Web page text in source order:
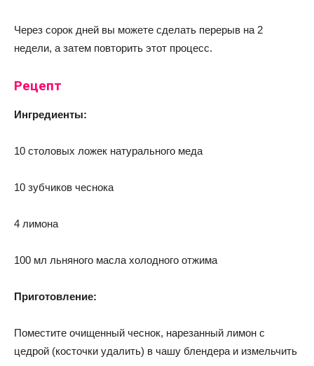
Через сорок дней вы можете сделать перерыв на 2
недели, а затем повторить этот процесс.
Рецепт
Ингредиенты:
10 столовых ложек натурального меда
10 зубчиков чеснока
4 лимона
100 мл льняного масла холодного отжима
Приготовление:
Поместите очищенный чеснок, нарезанный лимон с
цедрой (косточки удалить) в чашу блендера и измельчить